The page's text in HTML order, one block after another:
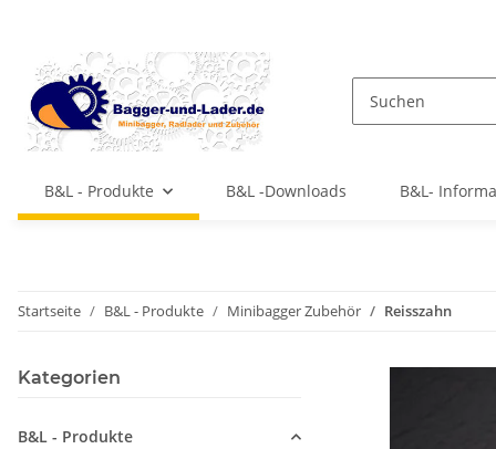
B&L - Produkte B&L -Downloads B&L-
Startseite B&L - Produkte Minibagger Zubehör Reisszahn
Kategorien
B&L - Produkte